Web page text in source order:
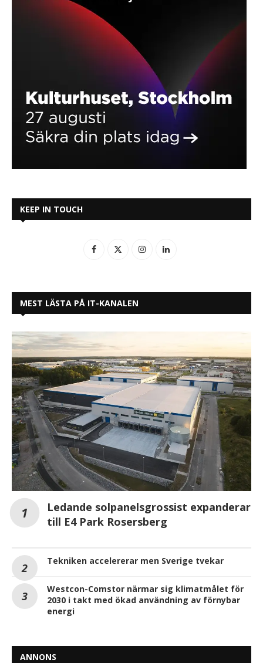
KEEP IN TOUCH
MEST LÄSTA PÅ IT-KANALEN
Ledande solpanelsgrossist expanderar
till E4 Park Rosersberg
Tekniken accelererar men Sverige tvekar
Westcon-Comstor närmar sig klimatmålet för
2030 i takt med ökad användning av förnybar
energi
ANNONS